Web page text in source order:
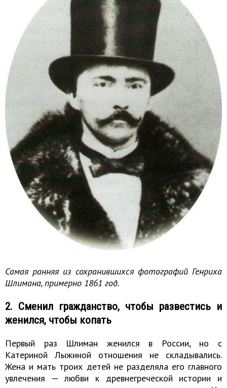
Самая ранняя из сохранившихся фотографий Генриха
Шлимана, примерно 1861 год.
2. Сменил гражданство, чтобы развестись и
женился, чтобы копать
Первый раз Шлиман женился в России, но с
Катериной Лыжиной отношения не складывались.
Жена и мать троих детей не разделяла его главного
увлечения — любви к древнегреческой истории и